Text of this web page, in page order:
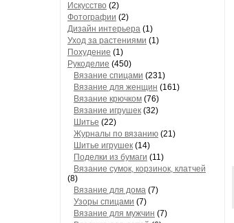
Искусство (2)
Фотографии (2)
Дизайн интерьера (1)
Уход за растениями (1)
Похудение (1)
Рукоделие (450)
Вязание спицами (231)
Вязание для женщин (161)
Вязание крючком (76)
Вязание игрушек (32)
Шитье (22)
Журналы по вязанию (21)
Шитье игрушек (14)
Поделки из бумаги (11)
Вязание сумок, корзинок, клатчей
(8)
Вязание для дома (7)
Узоры спицами (7)
Вязание для мужчин (7)